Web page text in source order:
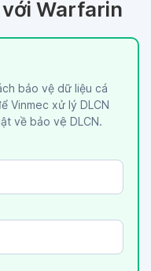
Warfarin
bảo vệ dữ liệu cá
Vinmec xử lý DLCN
về bảo vệ DLCN.